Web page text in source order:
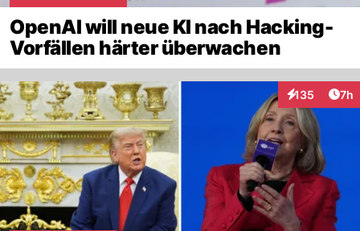
OpenAI will neue KI nach Hacking-
Vorfällen härter überwachen
135
Interaktionen
7h